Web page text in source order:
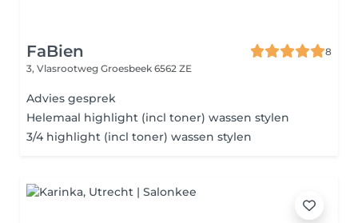
FaBien
8
3, Vlasrootweg Groesbeek 6562 ZE
Advies gesprek
Helemaal highlight (incl toner) wassen stylen
3/4 highlight (incl toner) wassen stylen